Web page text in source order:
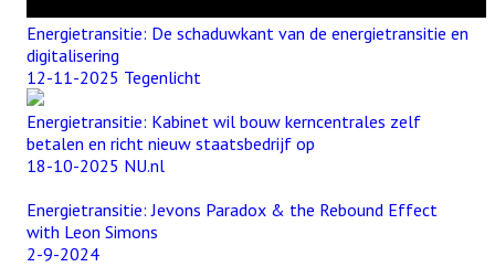
Energietransitie: De schaduwkant van de energietransitie en
digitalisering
12-11-2025 Tegenlicht
Energietransitie: Kabinet wil bouw kerncentrales zelf
betalen en richt nieuw staatsbedrijf op
18-10-2025 NU.nl
Energietransitie: Jevons Paradox & the Rebound Effect
with Leon Simons
2-9-2024